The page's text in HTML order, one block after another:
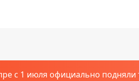
с 1 июля официально подняли